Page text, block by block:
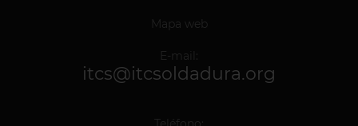
Mapa web
E-mail:
itcs@itcsoldadura.org